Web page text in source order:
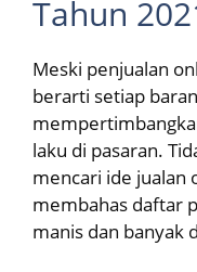
Tahun
Meski penjualan
berarti setiap
laku di pasaran.
mencari ide jualan
membahas daftar
manis dan banyak